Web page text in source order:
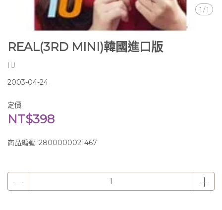
1 /1
REAL(3RD MINI)韓國進口版
IU
2003-04-24
定價
NT$398
商品編號: 2800000021467